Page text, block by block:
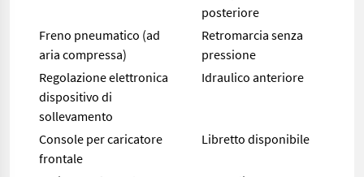
posteriore
Freno pneumatico (ad
aria compressa)
Retromarcia senza
pressione
Regolazione elettronica
dispositivo di
sollevamento
Idraulico anteriore
Console per caricatore
frontale
Libretto disponibile